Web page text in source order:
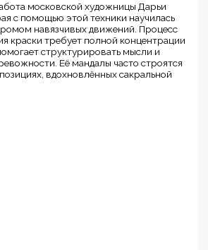
московской художницы Дарьи
с помощью этой техники научилась
навязчивых движений. Процесс
краски требует полной концентрации
структурировать мысли и
Её мандалы часто строятся
вдохновлённых сакральной